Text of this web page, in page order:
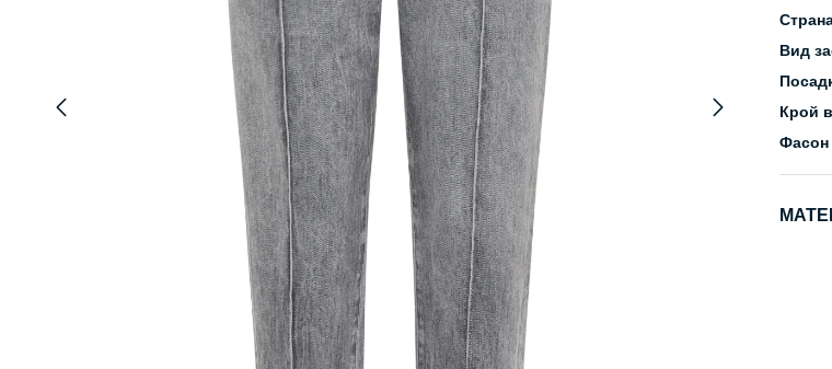
Вид
Крой
Фасон